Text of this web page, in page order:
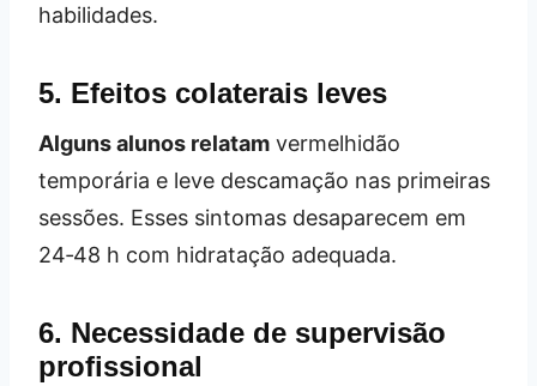
habilidades.
5. Efeitos colaterais leves
Alguns alunos relatam vermelhidão
temporária e leve descamação nas primeiras
sessões. Esses sintomas desaparecem em
24‑48 h com hidratação adequada.
6. Necessidade de supervisão
profissional